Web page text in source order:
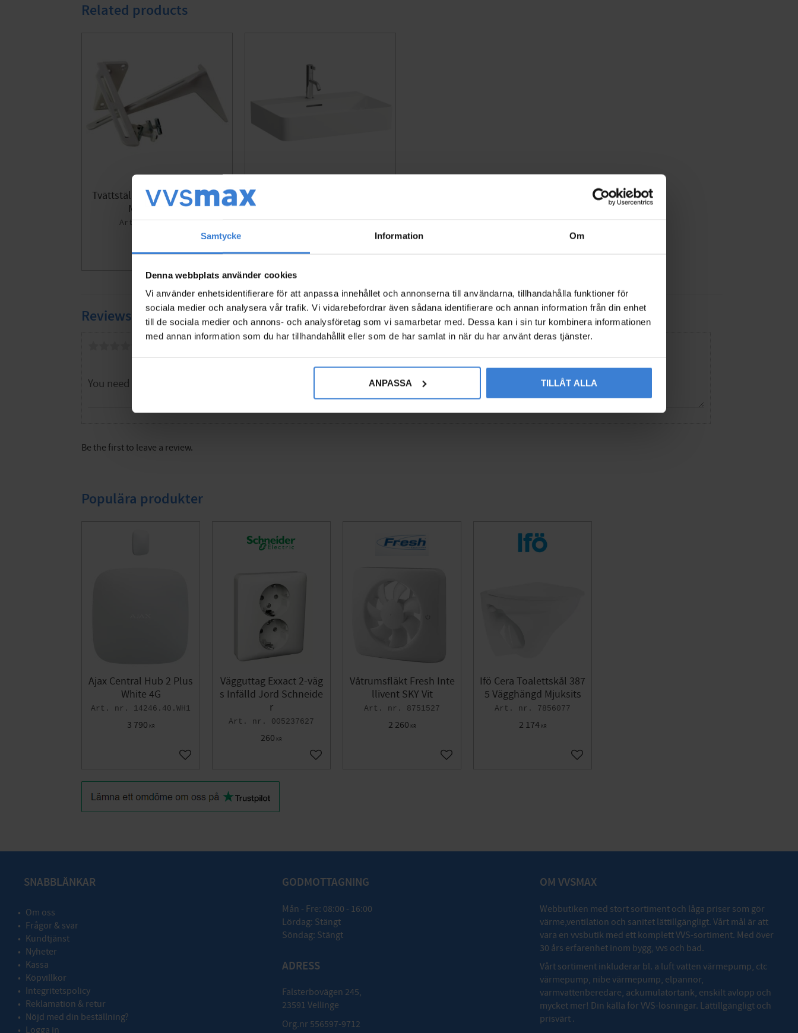
Samtycke Information Om
Denna webbplats använder cookies
Vi använder enhetsidentifierare för att anpassa innehållet och annonserna till användarna, tillhandahålla funktioner för
sociala medier och analysera vår trafik. Vi vidarebefordrar även sådana identifierare och annan information från din enhet
till de sociala medier och annons- och analysföretag som vi samarbetar med. Dessa kan i sin tur kombinera informationen
med annan information som du har tillhandahållit eller som de har samlat in när du har använt deras tjänster.
ANPASSA TILLÅT ALLA
Reviews
Be the first to leave a review.
Related products
Tvättställskonsol 240 mm Vit
Med T-bultar
8094104
Tvättställ Laufen Val 8.1028.3.0
7485622
Populära produkter
Ajax Central Hub 2 Plus
White 4G
14246.40.WH1
3 790 KR
Add to favorites
Vägguttag Exxact 2-väg
s Infälld Jord Schneide
r
005237627
260 KR
Add to favorites
Våtrumsfläkt Fresh Inte
llivent SKY Vit
8751527
2 260 KR
Add to favorites
Ifö Cera Toalettskål 387
5 Vägghängd Mjuksits
7856077
2 174KR
Add to favorites
SNABBLÄNKAR
Om oss
Frågor & svar
Kundtjänst
Nyheter
Kassa
Köpvillkor
Integritetspolicy
Reklamation & retur
Nöjd med din beställning?
Logga in
GODMOTTAGNING
Mån - Fre: 08:00 - 16:00
Lördag: Stängt
Söndag: Stängt
ADRESS
Falsterbovägen 245,
23591 Vellinge
Org.nr 556597-9712
OM VVSMAX
Webbutiken med stort sortiment och låga priser som gör
värme,ventilation och sanitet lättillgängligt. Vårt mål är att
vara en vvsbutik med ett komplett VVS-sortiment. Med över
30 års erfarenhet inom bygg, vvs och bad.
Vårt sortiment inkluderar bl. a luft vatten värmepump, ctc
värmepump, nibe värmepump, elpannor,
varmvattenberedare, ackumulatortank, enskilt avlopp och
mycket mer! Din källa för VVS-lösningar. Lättillgängligt och
prisvärt .